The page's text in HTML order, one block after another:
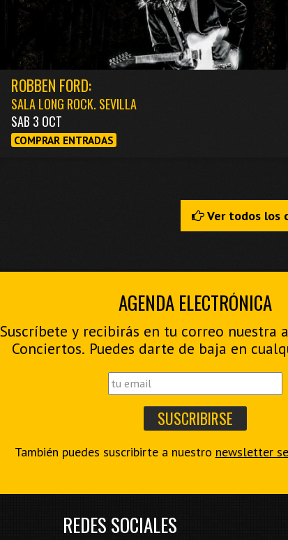
ROBBEN FORD:
SALA LONG ROCK. SEVILLA
SAB 3 OCT
COMPRAR ENTRADAS
Ver todos los
AGENDA ELECTRÓNICA
Suscríbete y recibirás en tu correo nuestra
Conciertos. Puedes darte de baja en
También puedes suscribirte a nuestro newsletter
REDES SOCIALES